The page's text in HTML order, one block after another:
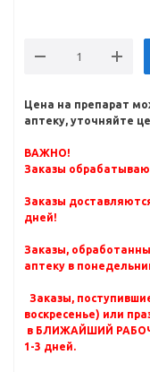
Цена на препарат
аптеку, уточняйте
ВАЖНО!
Заказы
Заказы
дней!
Заказы,
аптеку в
Заказы,
воскресенье) или
в БЛИЖАЙШИЙ
1-3 дней.